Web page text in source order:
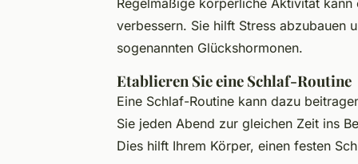
verbessern. Sie hilft Stress abzubauen
sogenannten Glückshormonen.
Etablieren Sie eine Schlaf-Routine
Eine Schlaf-Routine kann dazu
Sie jeden Abend zur gleichen Zeit ins
Dies hilft Ihrem Körper, einen festen